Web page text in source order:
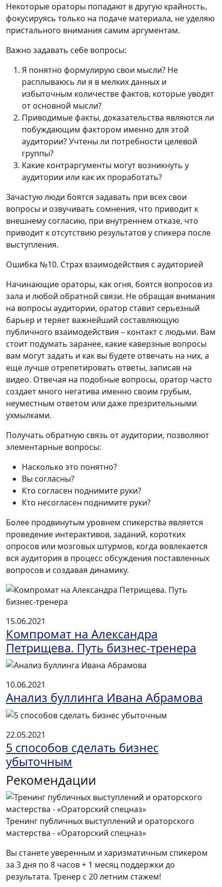
Некоторые ораторы попадают в другую крайность,
фокусируясь только на подаче материала, не уделяю
пристального внимания самим аргументам.
Важно задавать себе вопросы:
Я понятно формулирую свои мысли? Не
расплываюсь ли я в мелких данных и
избыточным количестве фактов, которые уводят
от основной мысли?
Приводимые факты, доказательства являются ли
побуждающим фактором именно для этой
аудитории? Учтены ли потребности целевой
группы?
Какие контраргументы могут возникнуть у
аудитории или как их проработать?
Зачастую люди боятся задавать при всех свои
вопросы и озвучивать сомнения, что приводит к
внешнему согласию, при внутреннем отказе, что
приводит к отсутствию результатов у спикера после
выступления.
Ошибка №10. Страх взаимодействия с аудиторией
Начинающие ораторы, как огня, боятся вопросов из
зала и любой обратной связи. Не обращая внимания
на вопросы аудитории, оратор ставит серьезный
барьер и теряет важнейший составляющую
публичного взаимодействия – контакт с людьми. Вам
стоит подумать заранее, какие каверзные вопросы
вам могут задать и как вы будете отвечать на них, а
еще лучше отрепетировать ответы, записав на
видео. Отвечая на подобные вопросы, оратор часто
создает много негатива именно своим грубым,
неуместным ответом или даже презрительными
ухмылками.
Получать обратную связь от аудитории, позволяют
элементарные вопросы:
Насколько это понятно?
Вы согласны?
Кто согласен поднимите руки?
Кто несогласен поднимите руки?
Более продвинутым уровнем спикерства является
проведение интерактивов, заданий, коротких
опросов или мозговых штурмов, когда вовлекается
вся аудитория в процесс обсуждения поставленных
вопросов и создавая динамику.
15.06.2021
Компромат на Александра
Петрищева. Путь бизнес-тренера
10.06.2021
Анализ буллинга Ивана Абрамова
22.05.2021
5 способов сделать бизнес
убыточным
Рекомендации
Тренинг публичных выступлений и ораторского
мастерства - «Ораторский спецназ»
Вы станете уверенным и харизматичным спикером
за 3 дня по 8 часов + 1 месяц поддержки до
результата. Тренер с 20 летним стажем!